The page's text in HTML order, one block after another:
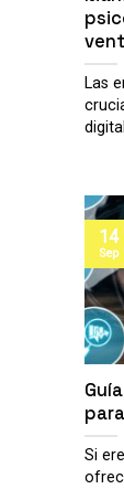
Las
Si
14
Sep